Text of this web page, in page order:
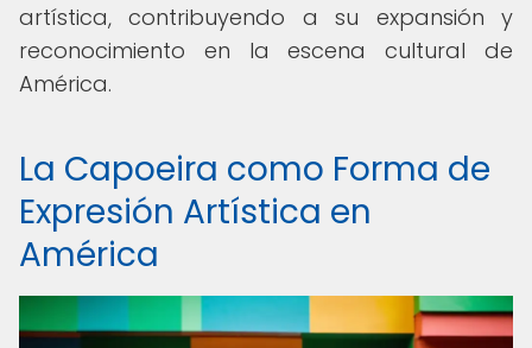
artística, contribuyendo a su expansión y
reconocimiento en la escena cultural de
América.
La Capoeira como Forma de
Expresión Artística en
América